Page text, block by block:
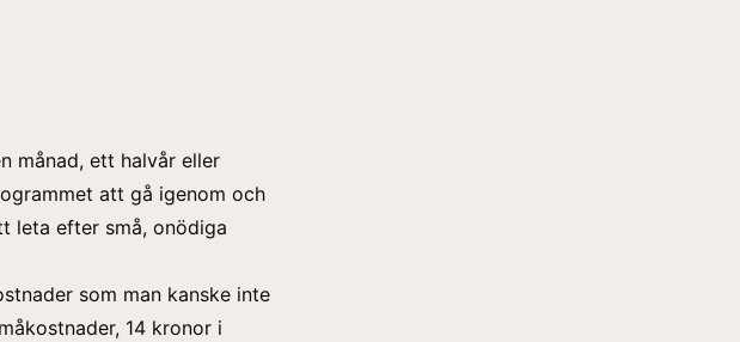
månad, ett halvår eller
att gå igenom och
leta efter små, onödiga
som man kanske inte
14 kronor i